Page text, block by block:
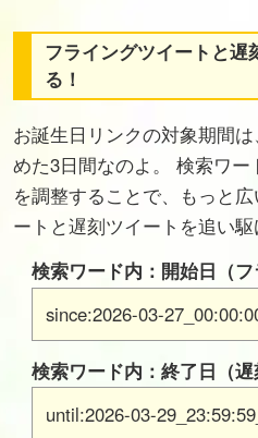
フライングツイートと遅
る！
お誕生日リンクの対象期間
めた3日間なのよ。 検索ワー
を調整することで、もっと
ートと遅刻ツイートを追い駆
検索ワード内：開始日（フ
since:2026-03-
検索ワード内：終了日（遅
until:2026-03-